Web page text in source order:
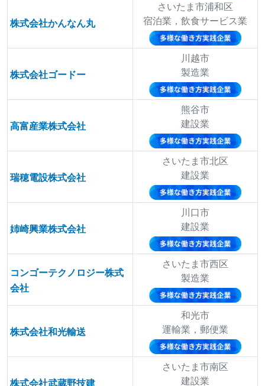
株式会社かんなん丸
さいたま市浦和区
宿泊業，飲食サービス業
株式会社ゴードー
川越市
製造業
高富産業株式会社
熊谷市
建設業
瑞穂電設株式会社
さいたま市北区
建設業
姉崎興業株式会社
川口市
建設業
コンゴーテクノロジー株式
会社
さいたま市西区
製造業
株式会社和光輸送
和光市
運輸業，郵便業
株式会社武蔵野技建
さいたま市南区
建設業